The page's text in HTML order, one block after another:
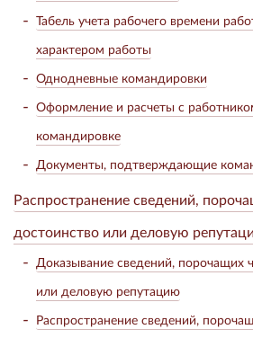
Табель учета рабочего времени
характером работы
Однодневные командировки
Оформление и расчеты с
командировке
Документы, подтверждающие
Распространение сведений,
достоинство или деловую
Доказывание сведений, порочащих
или деловую репутацию
Распространение сведений,